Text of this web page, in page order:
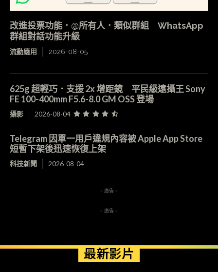
改進投票功能．@所有人．類似群組 WhatsApp
群組對話功能升級
流動應用 2026-08-05
625g 超輕巧．支援 2x 增距鏡 平民級遠攝王 Sony
FE 100-400mm F5.6-8.0 GM OSS 登場
攝影 2026-08-04
Telegram 因單一用戶違規內容被 Apple App Store
短暫下架後迅速恢復上架
科技新聞 2026-08-04
- 廣告 -
- 廣告 -
最新影片